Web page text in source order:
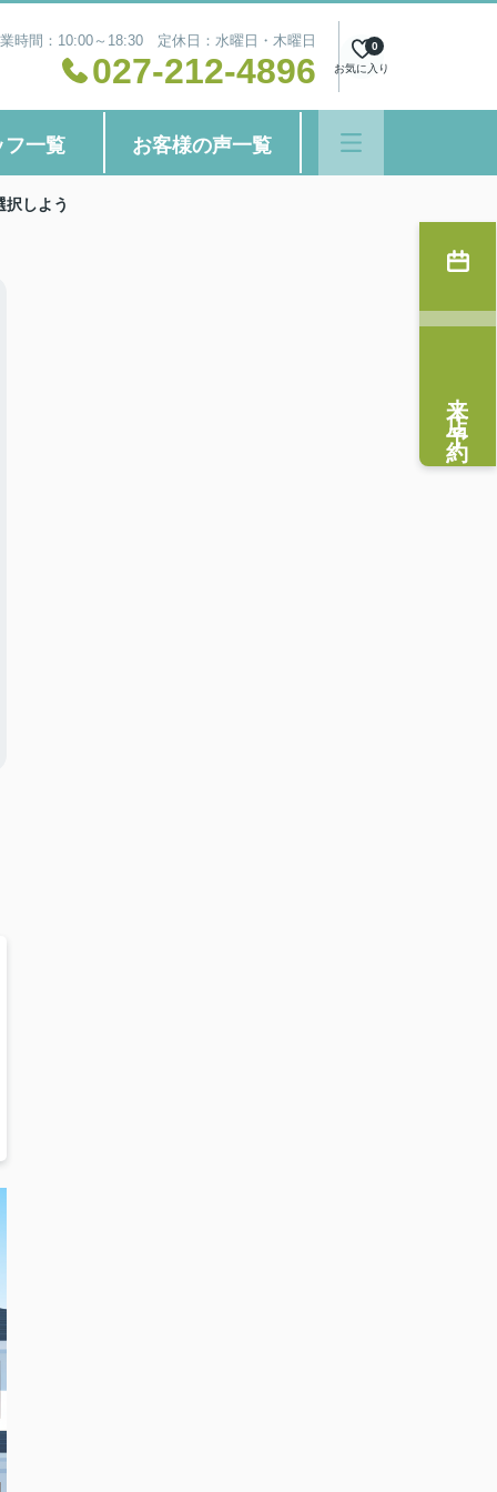
時間：10:00～18:30 定休日：水曜日・木曜日
027-212-4896 お気に入り
0
フ一覧 お客様の声一覧
択しよう
来店予約